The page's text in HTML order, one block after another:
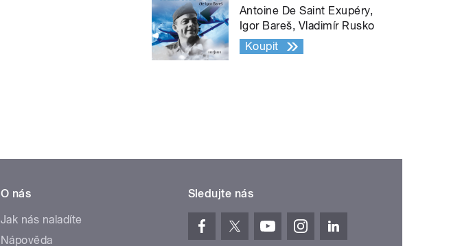
Antoine De Saint Exupéry,
Igor Bareš, Vladimír Rusko
Koupit
O nás
Jak nás naladíte
Nápověda
Sledujte nás